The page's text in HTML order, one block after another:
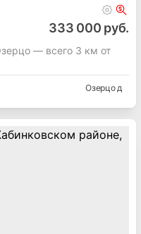
333 000 руб.
— всего 3 км от
Озерцо д